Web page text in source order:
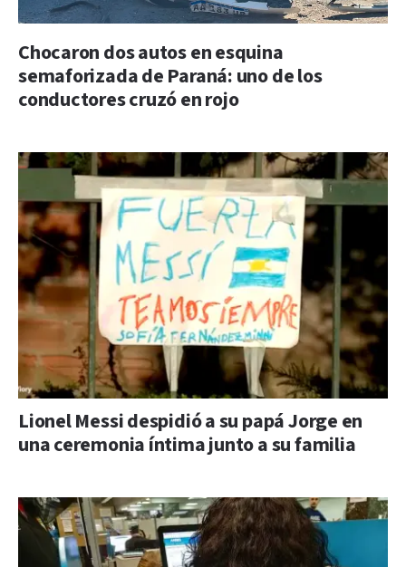
Chocaron dos autos en esquina
semaforizada de Paraná: uno de los
conductores cruzó en rojo
Lionel Messi despidió a su papá Jorge en
una ceremonia íntima junto a su familia